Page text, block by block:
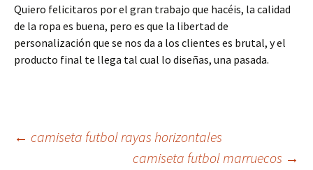
Quiero felicitaros por el gran trabajo que hacéis, la calidad
de la ropa es buena, pero es que la libertad de
personalización que se nos da a los clientes es brutal, y el
producto final te llega tal cual lo diseñas, una pasada.
Navegación
← camiseta futbol rayas horizontales
camiseta futbol marruecos →